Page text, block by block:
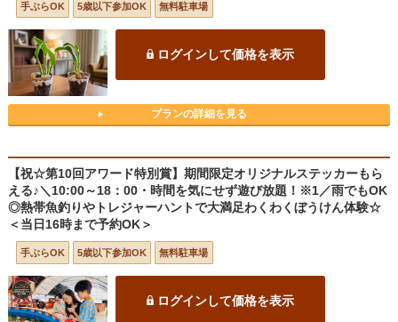
手ぶらOK 5歳以下参加OK 無料駐車場
ログインして価格を表示
プランの詳細を見る
【祝☆第10回アワード特別賞】期間限定オリジナルステッカーもら
える♪＼10:00～18：00・時間を気にせず遊び放題！※1／雨でもOK
◎熱帯魚釣りやトレジャーハントで大満足わくわくぼうけん体験☆
＜当日16時まで予約OK＞
手ぶらOK 5歳以下参加OK 無料駐車場
ログインして価格を表示